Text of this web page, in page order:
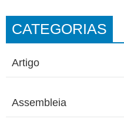
CATEGORIAS
Artigo
Assembleia